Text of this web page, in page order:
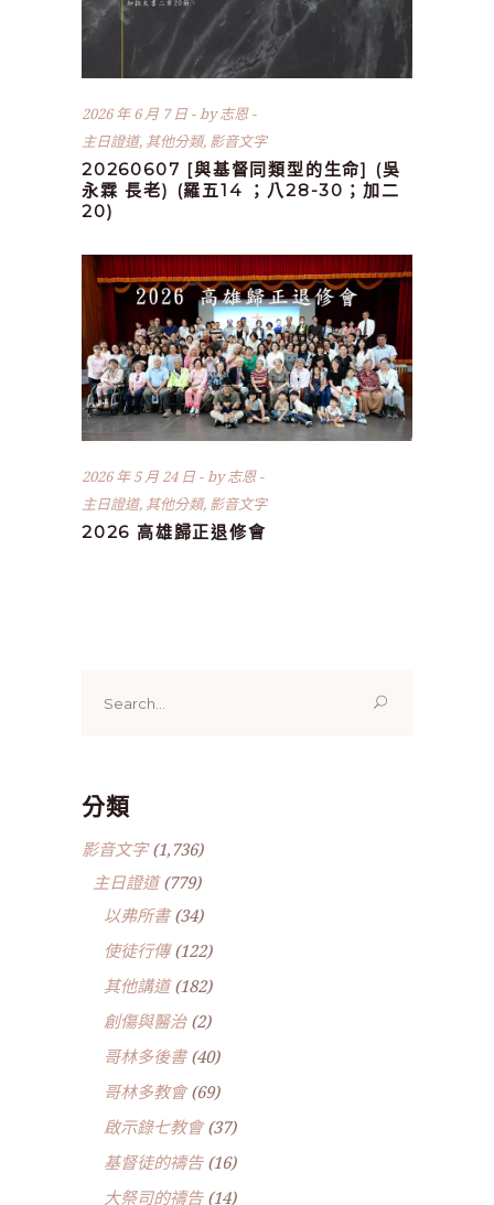
2026 年 6 月 7 日 by志恩
主日證道, 其他分類, 影音文字
20260607 [與基督同類型的生命] (吳
永霖 長老) (羅五14 ；八28-30；加二
20)
2026 年 5 月 24 日 by志恩
主日證道, 其他分類, 影音文字
2026 高雄歸正退修會
for:
分類
影音文字(1,736)
主日證道(779)
以弗所書(34)
使徒行傳(122)
其他講道(182)
創傷與醫治(2)
哥林多後書(40)
哥林多教會(69)
啟示錄七教會(37)
基督徒的禱告(16)
大祭司的禱告(14)